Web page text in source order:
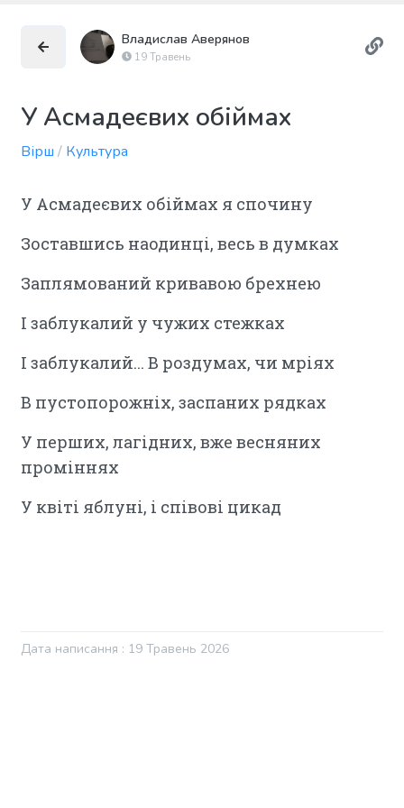
Владислав Аверянов
19 Травень
У Асмадеєвих обіймах
Вірш / Культура
У Асмадеєвих обіймах я спочину
Зоставшись наодинці, весь в думках
Заплямований кривавою брехнею
І заблукалий у чужих стежках
І заблукалий... В роздумах, чи мріях
В пустопорожніх, заспаних рядках
У перших, лагідних, вже весняних
проміннях
У квіті яблуні, і співові цикад
Дата написання : 19 Травень 2026